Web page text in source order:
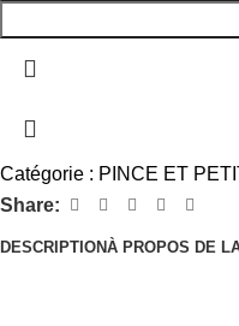
Catégorie : PINCE ET
Share:
DESCRIPTIONÀ PROPOS DE
PINCE